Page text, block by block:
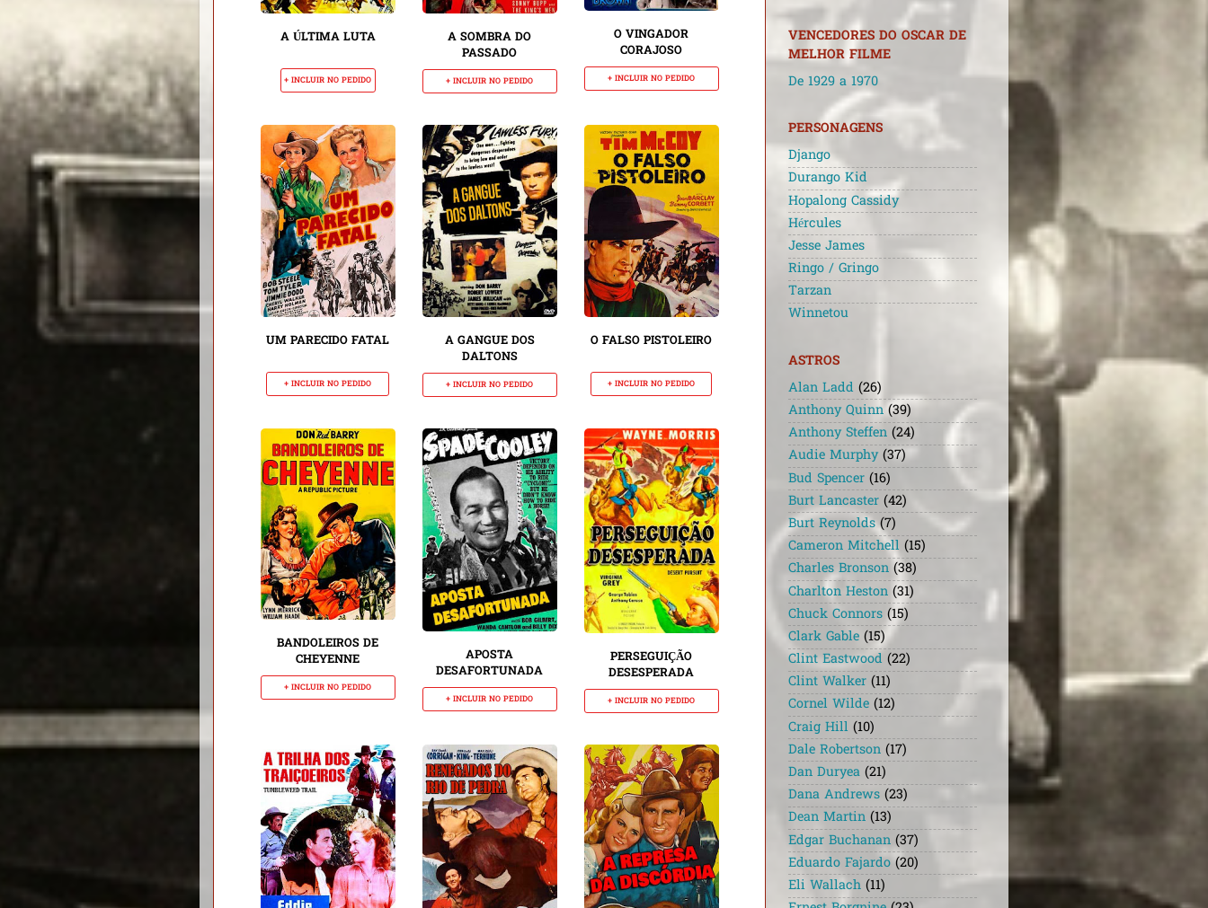
A ÚLTIMA LUTA
+ INCLUIR NO PEDIDO
A SOMBRA DO
PASSADO
+ INCLUIR NO PEDIDO
O VINGADOR
CORAJOSO
+ INCLUIR NO PEDIDO
UM PARECIDO FATAL
+ INCLUIR NO PEDIDO
A GANGUE DOS
DALTONS
+ INCLUIR NO PEDIDO
O FALSO PISTOLEIRO
+ INCLUIR NO PEDIDO
BANDOLEIROS DE
CHEYENNE
+ INCLUIR NO PEDIDO
APOSTA
DESAFORTUNADA
+ INCLUIR NO PEDIDO
PERSEGUIÇÃO
DESESPERADA
+ INCLUIR NO PEDIDO
VENCEDORES DO OSCAR DE
MELHOR FILME
De 1929 a 1970
PERSONAGENS
Django
Durango Kid
Hopalong Cassidy
Hércules
Jesse James
Ringo / Gringo
Tarzan
Winnetou
ASTROS
Alan Ladd (26)
Anthony Quinn (39)
Anthony Steffen (24)
Audie Murphy (37)
Bud Spencer (16)
Burt Lancaster (42)
Burt Reynolds (7)
Cameron Mitchell (15)
Charles Bronson (38)
Charlton Heston (31)
Chuck Connors (15)
Clark Gable (15)
Clint Eastwood (22)
Clint Walker (11)
Cornel Wilde (12)
Craig Hill (10)
Dale Robertson (17)
Dan Duryea (21)
Dana Andrews (23)
Dean Martin (13)
Edgar Buchanan (37)
Eduardo Fajardo (20)
Eli Wallach (11)